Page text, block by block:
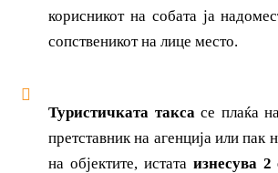
корисникот на собата ја
сопственикот на лице место.
Туристичката таксасе плаќа
претставник на агенција или пак
на објектите, истата изнесува 2